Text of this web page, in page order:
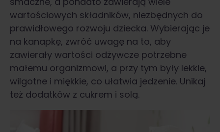
wartościowych składników, niezbędnych do
prawidłowego rozwoju dziecka. Wybierając je
na kanapkę, zwróć uwagę na to, aby
zawierały wartości odżywcze potrzebne
małemu organizmowi, a przy tym były lekkie,
wilgotne i miękkie, co ułatwia jedzenie. Unikaj
też dodatków z cukrem i solą.